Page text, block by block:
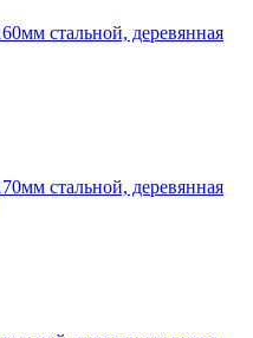
стальной, деревянная
стальной, деревянная